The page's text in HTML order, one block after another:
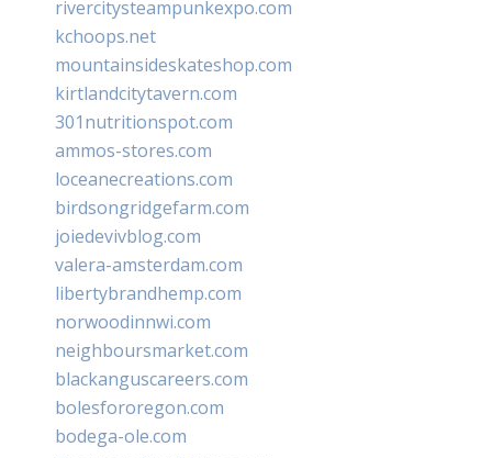
rivercitysteampunkexpo.com
kchoops.net
mountainsideskateshop.com
kirtlandcitytavern.com
301nutritionspot.com
ammos-stores.com
loceanecreations.com
birdsongridgefarm.com
joiedevivblog.com
valera-amsterdam.com
libertybrandhemp.com
norwoodinnwi.com
neighboursmarket.com
blackanguscareers.com
bolesfororegon.com
bodega-ole.com